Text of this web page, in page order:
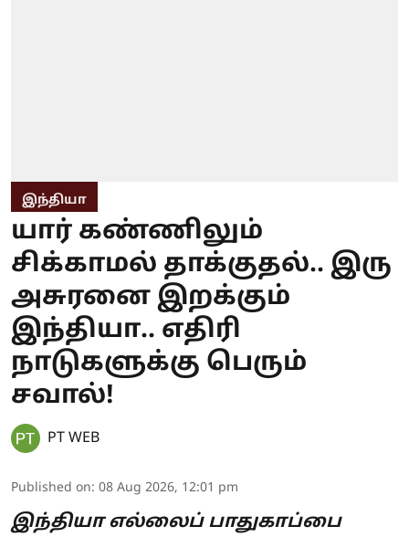
இந்தியா
யார் கண்ணிலும்
சிக்காமல் தாக்குதல்.. இரு
அசுரனை இறக்கும்
இந்தியா.. எதிரி
நாடுகளுக்கு பெரும்
சவால்!
PT WEB
Published on: 08 Aug 2026, 12:01 pm
இந்தியா எல்லைப் பாதுகாப்பை